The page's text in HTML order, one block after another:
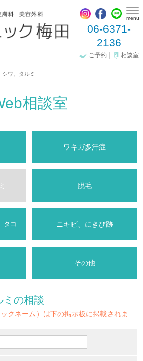
06-6371-
2136
ご予約 相談室
menu
ワ、タルミ
相談室
ワキガ多汗症
脱毛
タコ ニキビ、にきび跡
その他
ミの相談
クネーム）は下の掲示板に掲載されま